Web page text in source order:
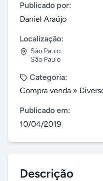
Publicado por:
Daniel Araújo
Localização:
São Paulo
São Paulo
Categoria:
Compra venda »
Publicado em:
10/04/2019
Descrição